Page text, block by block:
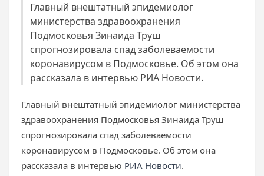
Главный внештатный эпидемиолог
министерства здравоохранения
Подмосковья Зинаида Труш
спрогнозировала спад заболеваемости
коронавирусом в Подмосковье. Об этом она
рассказала в интервью РИА Новости.
Главный внештатный эпидемиолог министерства
здравоохранения Подмосковья Зинаида Труш
спрогнозировала спад заболеваемости
коронавирусом в Подмосковье. Об этом она
рассказала в интервью РИА Новости.